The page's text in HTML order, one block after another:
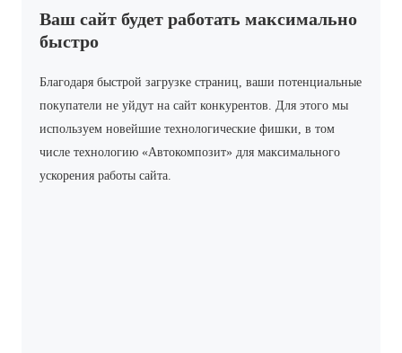
Ваш сайт будет работать максимально
быстро
Благодаря быстрой загрузке страниц, ваши потенциальные
покупатели не уйдут на сайт конкурентов. Для этого мы
используем новейшие технологические фишки, в том
числе технологию «Автокомпозит» для максимального
ускорения работы сайта.